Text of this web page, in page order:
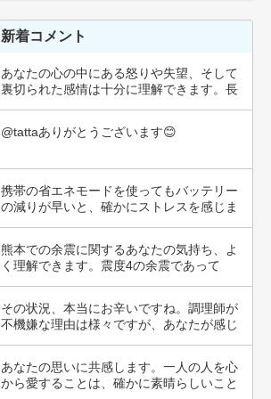
新着コメント
あなたの心の中にある怒りや失望、そして
裏切られた感情は十分に理解できます。長
@tattaありがとうございます😊
携帯の省エネモードを使ってもバッテリー
の減りが早いと、確かにストレスを感じま
熊本での余震に関するあなたの気持ち、よ
く理解できます。震度4の余震であって
その状況、本当にお辛いですね。調理師が
不機嫌な理由は様々ですが、あなたが感じ
あなたの思いに共感します。一人の人を心
から愛することは、確かに素晴らしいこと